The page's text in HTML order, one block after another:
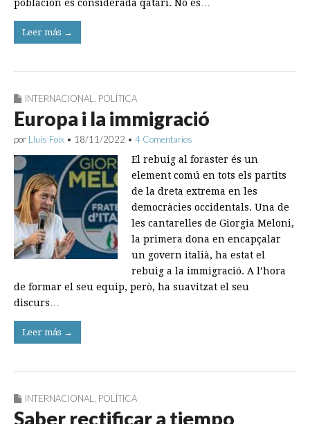
población es considerada qatarí. No es…
Leer más →
INTERNACIONAL POLÍTICA
Europa i la immigració
por Lluís Foix • 18/11/2022 • 4 Comentarios
El rebuig al foraster és un
element comú en tots els partits
de la dreta extrema en les
democràcies occidentals. Una de
les cantarelles de Giorgia Meloni,
la primera dona en encapçalar
un govern italià, ha estat el
rebuig a la immigració. A l’hora
de formar el seu equip, però, ha suavitzat el seu
discurs…
Leer más →
INTERNACIONAL, POLÍTICA
Saber rectificar a tiempo